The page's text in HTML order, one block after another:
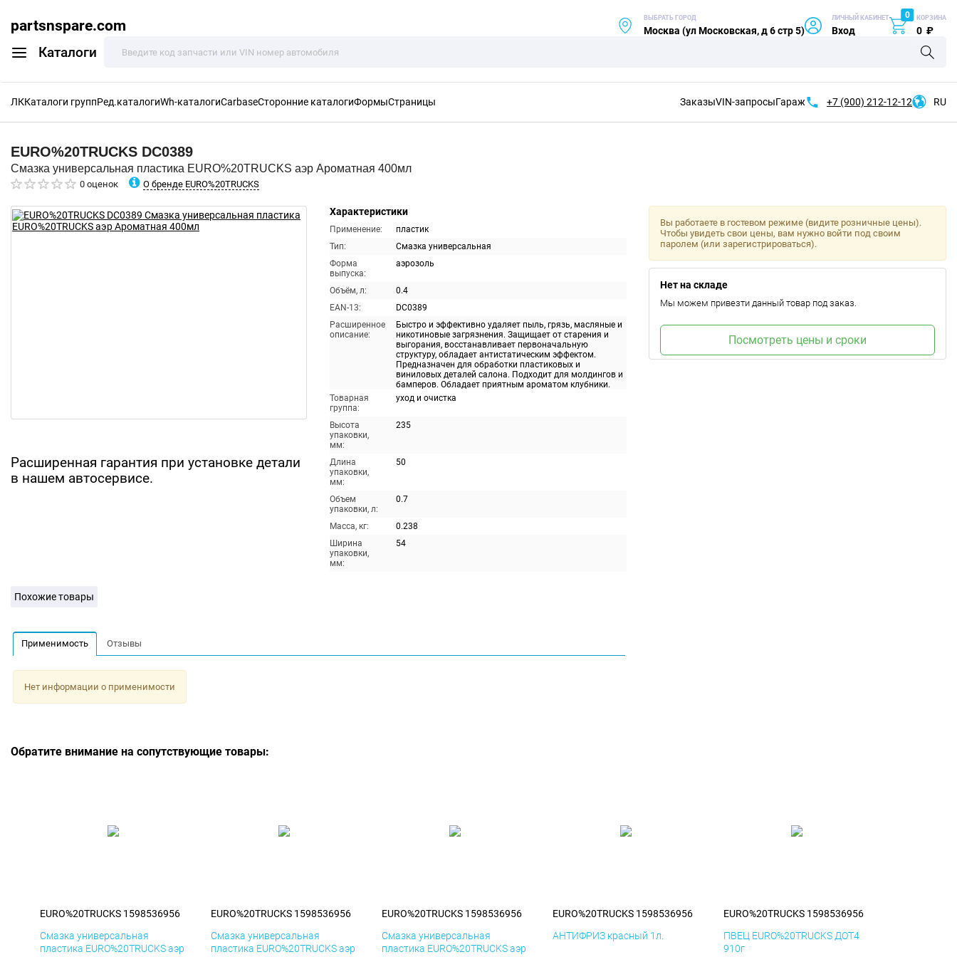
partsnspare.com
Каталоги
ВЫБРАТЬ ГОРОД
Москва (ул Московская, д 6 стр 5)
ЛИЧНЫЙ КАБИНЕТ
Вход
0 КОРЗИНА
0 ₽
ЛККаталоги группРед.каталогиWh-каталогиCarbaseСторонние каталогиФормыСтраницы ЗаказыVIN-запросыГараж +7 (900) 212-12-12 RU
EURO%20TRUCKS DC0389
Смазка универсальная пластика EURO%20TRUCKS аэр Ароматная 400мл
0 оценок О бренде EURO%20TRUCKS
Расширенная гарантия при установке детали
в нашем автосервисе.
Характеристики
Применение:
пластик
Тип:
Смазка универсальная
Форма
выпуска:
аэрозоль
Объём, л:
0.4
EAN-13:
DC0389
Расширенное
описание:
Быстро и эффективно удаляет пыль, грязь, масляные и
никотиновые загрязнения. Защищает от старения и
выгорания, восстанавливает первоначальную
структуру, обладает антистатическим эффектом.
Предназначен для обработки пластиковых и
виниловых деталей салона. Подходит для молдингов и
бамперов. Обладает приятным ароматом клубники.
Товарная
группа:
уход и очистка
Высота
упаковки,
мм:
235
Длина
упаковки,
мм:
50
Объем
упаковки, л:
0.7
Масса, кг:
0.238
Ширина
упаковки,
мм:
54
Вы работаете в гостевом режиме (видите розничные цены).
Чтобы увидеть свои цены, вам нужно войти под своим
паролем (или зарегистрироваться).
Нет на складе
Мы можем привезти данный товар под заказ.
Посмотреть цены и сроки
Похожие товары
Применимость Отзывы
Нет информации о применимости
Обратите внимание на сопутствующие товары:
EURO%20TRUCKS 1598536956
Смазка универсальная
пластика EURO%20TRUCKS аэр
EURO%20TRUCKS 1598536956
Смазка универсальная
пластика EURO%20TRUCKS аэр
EURO%20TRUCKS 1598536956
Смазка универсальная
пластика EURO%20TRUCKS аэр
EURO%20TRUCKS 1598536956
АНТИФРИЗ красный 1л.
EURO%20TRUCKS 1598536956
ПВЕЦ EURO%20TRUCKS ДОТ4
910г